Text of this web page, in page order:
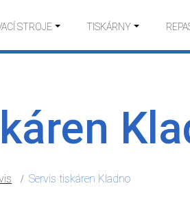
STROJE TISKÁRNY
Servis tiskáren Kladno